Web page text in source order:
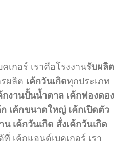
เกอร์ เราคือโรงงานรับผลิต
ผลิต เค้กวันเกิดทุกประเภท
กงานปั้นน้ำตาล เค้กฟองดอง
เค้กขนาดใหญ่ เค้กเปิดตัว
น เค้กวันเกิด สั่งเค้กวันเกิด
เค้กแอนด์เบคเกอร์ เรา